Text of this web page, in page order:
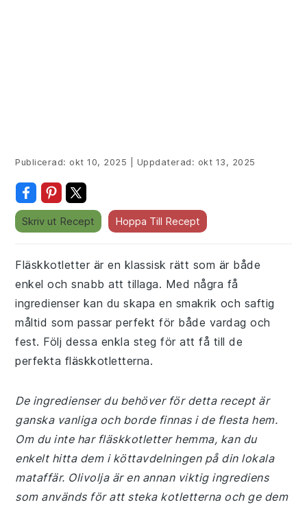
Publicerad: okt 10, 2025 Uppdaterad: okt 13, 2025
Skriv ut Recept Hoppa Till Recept
Fläskkotletter är en klassisk rätt som är både
enkel och snabb att tillaga. Med några få
ingredienser kan du skapa en smakrik och saftig
måltid som passar perfekt för både vardag och
fest. Följ dessa enkla steg för att få till de
perfekta fläskkotletterna.
De ingredienser du behöver för detta recept är
ganska vanliga och borde finnas i de flesta hem.
Om du inte har fläskkotletter hemma, kan du
enkelt hitta dem i köttavdelningen på din lokala
mataffär. Olivolja är en annan viktig ingrediens
som används för att steka kotletterna och ge dem